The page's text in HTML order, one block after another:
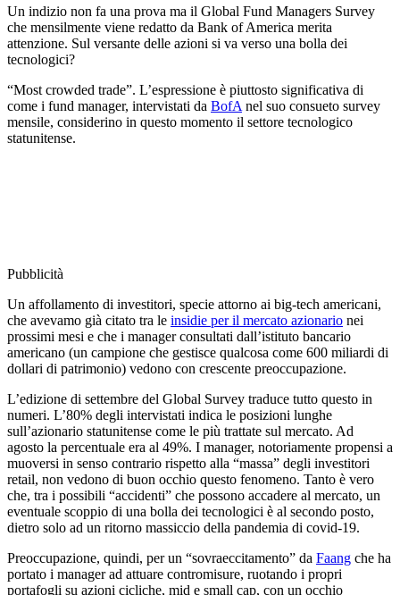
Un indizio non fa una prova ma il Global Fund Managers Survey
che mensilmente viene redatto da Bank of America merita
attenzione. Sul versante delle azioni si va verso una bolla dei
tecnologici?
“Most crowded trade”. L’espressione è piuttosto significativa di
come i fund manager, intervistati da BofA nel suo consueto survey
mensile, considerino in questo momento il settore tecnologico
statunitense.
Pubblicità
Un affollamento di investitori, specie attorno ai big-tech americani,
che avevamo già citato tra le insidie per il mercato azionario nei
prossimi mesi e che i manager consultati dall’istituto bancario
americano (un campione che gestisce qualcosa come 600 miliardi di
dollari di patrimonio) vedono con crescente preoccupazione.
L’edizione di settembre del Global Survey traduce tutto questo in
numeri. L’80% degli intervistati indica le posizioni lunghe
sull’azionario statunitense come le più trattate sul mercato. Ad
agosto la percentuale era al 49%. I manager, notoriamente propensi a
muoversi in senso contrario rispetto alla “massa” degli investitori
retail, non vedono di buon occhio questo fenomeno. Tanto è vero
che, tra i possibili “accidenti” che possono accadere al mercato, un
eventuale scoppio di una bolla dei tecnologici è al secondo posto,
dietro solo ad un ritorno massiccio della pandemia di covid-19.
Preoccupazione, quindi, per un “sovraeccitamento” da Faang che ha
portato i manager ad attuare contromisure, ruotando i propri
portafogli su azioni cicliche, mid e small cap, con un occhio